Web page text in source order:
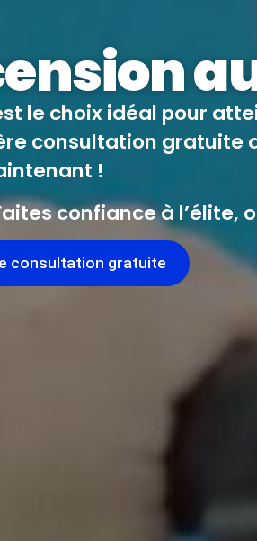
le choix idéal pour
consultation gratuite
!
confiance à l’élite,
consultation gratuite